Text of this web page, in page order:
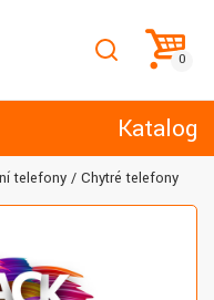
Katalog
telefony Chytré telefony